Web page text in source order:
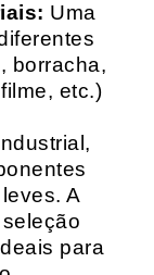
Uma
borracha,
etc.)
A
para